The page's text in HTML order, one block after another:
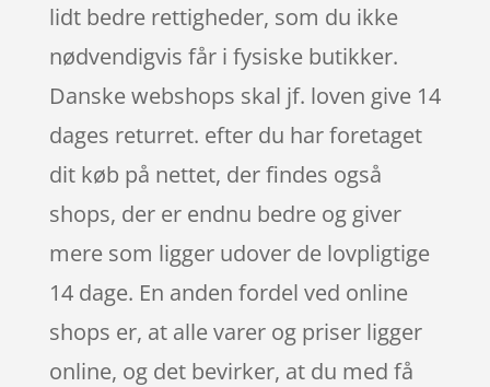
lidt bedre rettigheder, som du ikke
nødvendigvis får i fysiske butikker.
Danske webshops skal jf. loven give 14
dages returret. efter du har foretaget
dit køb på nettet, der findes også
shops, der er endnu bedre og giver
mere som ligger udover de lovpligtige
14 dage. En anden fordel ved online
shops er, at alle varer og priser ligger
online, og det bevirker, at du med få